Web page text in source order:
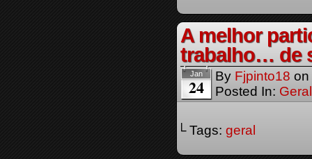
A melhor
trabalho… de
Jan
24 By Fjpinto18 on
Posted In: Geral
└ Tags: geral